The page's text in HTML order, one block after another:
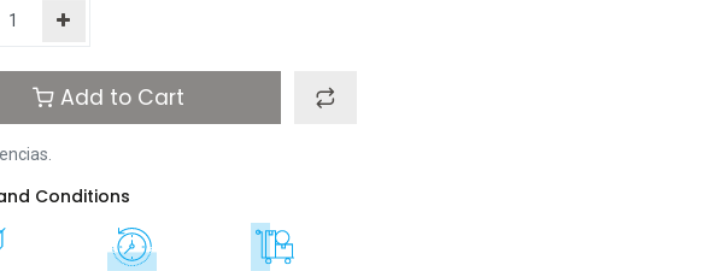
Add to Cart
Conditions